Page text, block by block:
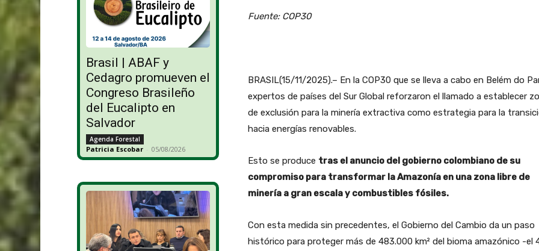
Brasil | ABAF y
Cedagro promueven el
Congreso Brasileño
del Eucalipto en
Salvador
Agenda Forestal
Patricia Escobar - 05/08/2026
Fuente: COP30
BRASIL(15/11/2025).– En la COP30 que se lleva a cabo en Belém do
expertos de países del Sur Global reforzaron el llamado a establecer
de exclusión para la minería extractiva como estrategia para la
hacia energías renovables.
Esto se produce tras el anuncio del gobierno colombiano de su
compromiso para transformar la Amazonía en una zona libre de
minería a gran escala y combustibles fósiles.
Con esta medida sin precedentes, el Gobierno del Cambio da un paso
histórico para proteger más de 483.000 km² del bioma amazónico -el